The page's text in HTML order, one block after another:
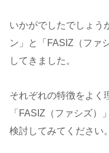
いかがでしたでしょう
ン」と「FASIZ（ファ
してきました。
それぞれの特徴をよく
「FASIZ（ファシズ）
検討してみてください。